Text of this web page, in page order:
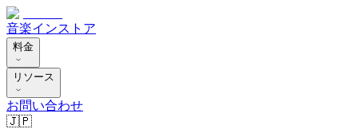
音楽インストア
料金
リソース
お問い合わせ
🇯🇵